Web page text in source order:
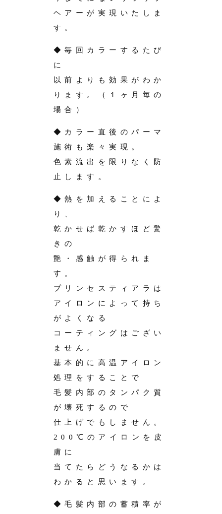
ヘアーが実現いたしま
す。
◆毎回カラーするたび
に
以前よりも効果がわか
ります。（１ヶ月毎の
場合）
◆カラー直後のパーマ
施術も楽々実現。
色素流出を限りなく防
止します。
◆熱を加えることによ
り、
乾かせば乾かすほど驚
きの
艶・感触が得られま
す。
プリンセスティアラは
アイロンによって持ち
がよくなる
コーティングはござい
ません。
基本的に高温アイロン
処理をすることで
毛髪内部のタンパク質
が壊死するので
仕上げでもしません。
200℃のアイロンを皮
膚に
当てたらどうなるかは
わかると思います。
◆毛髪内部の蓄積率が